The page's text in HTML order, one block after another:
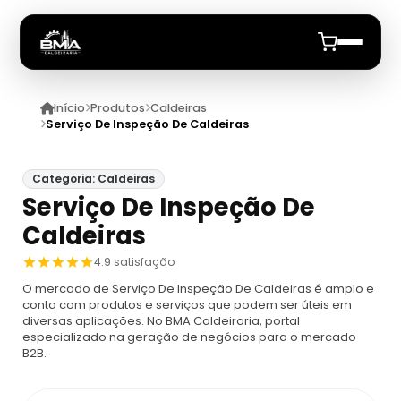
Início
Produtos
Caldeiras
Automação De Caldeiras
Caldeira De Recuperação
Inspecao Feitas Em Caldeiras
Cotação Inspeção De Caldeiras
Montagem De Caldeira
Anuncie
Início Produtos Caldeiras
Serviço De Inspeção De Caldeiras
Categoria: Caldeiras
Serviço De Inspeção De
Caldeiras
4.9 satisfação
O mercado de Serviço De Inspeção De Caldeiras é amplo e
conta com produtos e serviços que podem ser úteis em
diversas aplicações. No BMA Caldeiraria, portal
especializado na geração de negócios para o mercado
B2B.